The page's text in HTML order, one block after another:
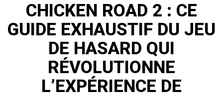
CHICKEN ROAD 2 : CE
GUIDE EXHAUSTIF DU JEU
DE HASARD QUI
RÉVOLUTIONNE
L’EXPÉRIENCE DE